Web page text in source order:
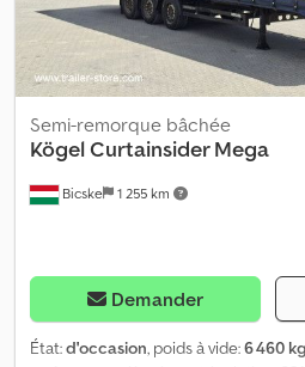
Bicske 1 255 km
Semi-remorque bâchée
KögelCurtainsider Mega
Demander
État:d'occasion, poids à vide:6 460 kg